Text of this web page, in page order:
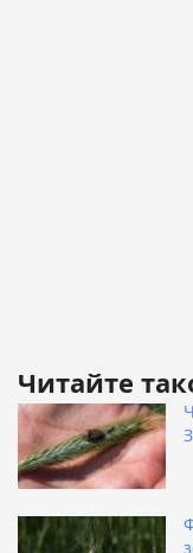
Читайте